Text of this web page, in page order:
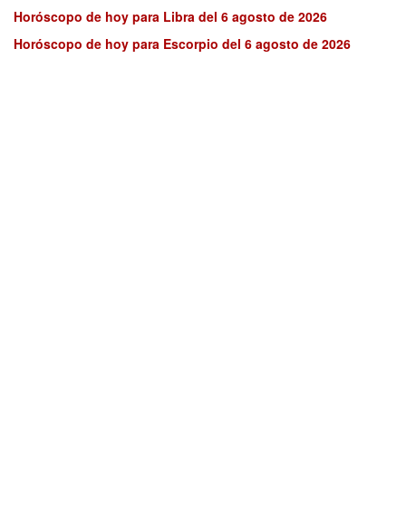
Horóscopo de hoy para Libra del 6 agosto de 2026
Horóscopo de hoy para Escorpio del 6 agosto de 2026